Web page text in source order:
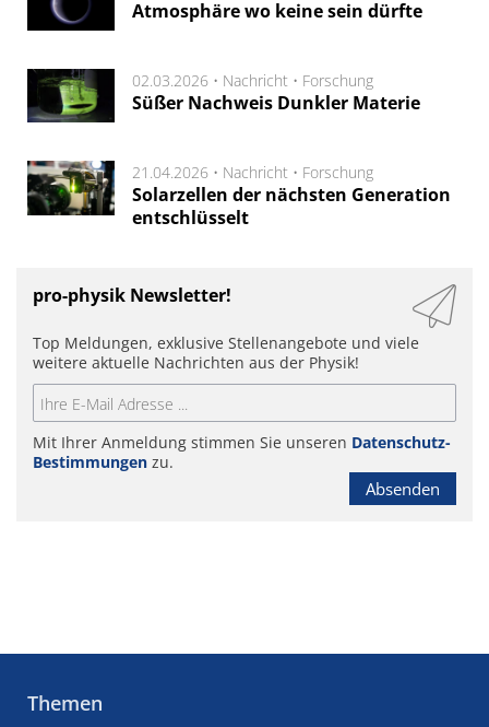
Atmosphäre wo keine sein dürfte
02.03.2026 • Nachricht • Forschung
Süßer Nachweis Dunkler Materie
21.04.2026 • Nachricht • Forschung
Solarzellen der nächsten Generation
entschlüsselt
pro-physik Newsletter!
Top Meldungen, exklusive Stellenangebote und viele
weitere aktuelle Nachrichten aus der Physik!
Mit Ihrer Anmeldung stimmen Sie unseren Datenschutz-
Bestimmungen zu.
Absenden
Themen